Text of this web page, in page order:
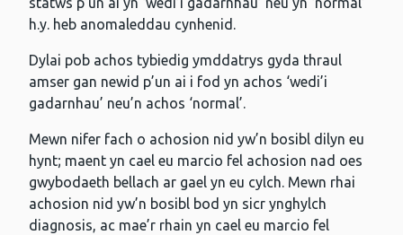
h.y. heb anomaleddau cynhenid.
Dylai pob achos tybiedig ymddatrys gyda thraul
amser gan newid p’un ai i fod yn achos ‘wedi’i
gadarnhau’ neu’n achos ‘normal’.
Mewn nifer fach o achosion nid yw’n bosibl dilyn eu
hynt; maent yn cael eu marcio fel achosion nad oes
gwybodaeth bellach ar gael yn eu cylch. Mewn rhai
achosion nid yw’n bosibl bod yn sicr ynghylch
diagnosis, ac mae’r rhain yn cael eu marcio fel